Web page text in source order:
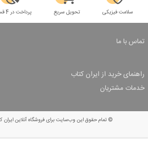
سلامت فیزیکی تحویل سریع پرداخت در 4 قسط
تماس با ما
راهنمای خرید از ایران کتاب
ثبت سفارش
شرایط ارسال سفارش
شیوه پرداخت
تخفیف‌های خرید
خدمات مشتریان
© تمام حقوق این وب‌سایت برای فروشگاه آنلاین